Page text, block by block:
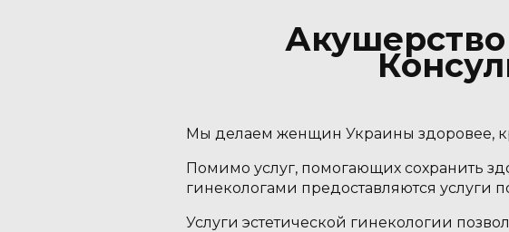
Мы делаем женщин Украины здоровее,
Помимо услуг, помогающих сохранить
гинекологами предоставляются услуги
Услуги эстетической гинекологии